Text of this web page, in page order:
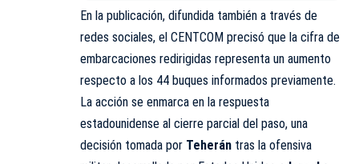
En la publicación, difundida también a través de
redes sociales, el CENTCOM precisó que la cifra de
embarcaciones redirigidas representa un aumento
respecto a los 44 buques informados previamente.
La acción se enmarca en la respuesta
estadounidense al cierre parcial del paso, una
decisión tomada por Teherán tras la ofensiva